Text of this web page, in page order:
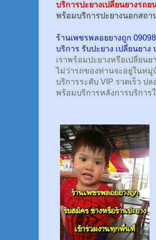
บริการปะยางเปลี่ยนยางรถ
พร้อมบริการปะยางนอกสถา
ร้านเพชรพลอยยางถูก
บริการ รับปะยาง เปลี่ยนยา
เราพร้อมปะยางหรือเปลี่ยน
ไม่ว่ารถของท่านจะอยู่ในห
บริการระดับ VIP รวดเร็ว
พร้อมบริการหลังการบริการ